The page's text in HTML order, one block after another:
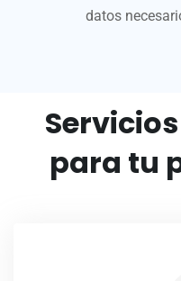
datos
para tu